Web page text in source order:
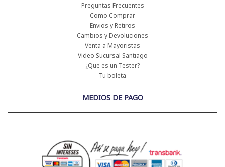
Preguntas Frecuentes
Como Comprar
Envios y Retiros
Cambios y Devoluciones
Venta a Mayoristas
Video Sucursal Santiago
¿Que es un Tester?
Tu boleta
MEDIOS DE PAGO